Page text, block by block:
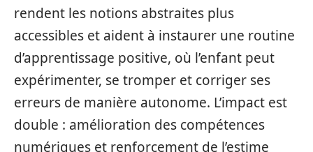
rendent les notions abstraites plus
accessibles et aident à instaurer une routine
d’apprentissage positive, où l’enfant peut
expérimenter, se tromper et corriger ses
erreurs de manière autonome. L’impact est
double : amélioration des compétences
numériques et renforcement de l’estime